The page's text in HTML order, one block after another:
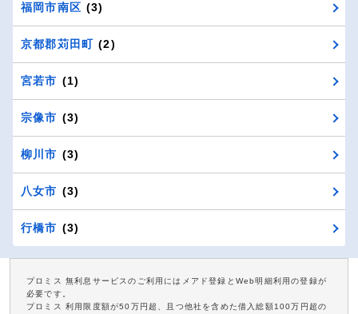
福岡市南区 (3)
京都郡苅田町 (2)
宮若市 (1)
宗像市 (3)
柳川市 (3)
八女市 (3)
行橋市 (3)
プロミス 無利息サービスのご利用にはメアド登録とWeb明細利用の登録が
必要です。
プロミス 利用限度額が50万円超、且つ他社を含めた借入総額100万円超の